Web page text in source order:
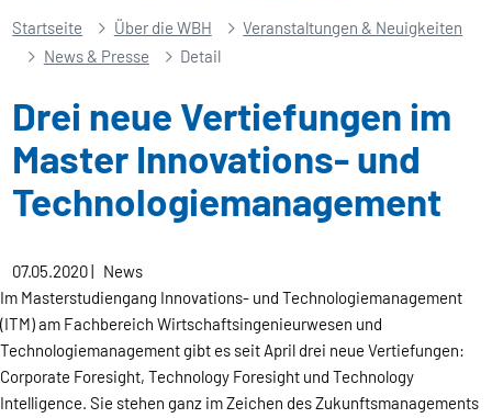
Startseite Über die WBH
Veranstaltungen & Neuigkeiten
News & Presse
Detail
Drei neue Vertiefungen im
Master Innovations- und
Technologiemanagement
07.05.2020| News
Im Masterstudiengang Innovations- und Technologiemanagement
(ITM) am Fachbereich Wirtschaftsingenieurwesen und
Technologiemanagement gibt es seit April drei neue Vertiefungen:
Corporate Foresight, Technology Foresight und Technology
Intelligence. Sie stehen ganz im Zeichen des Zukunftsmanagements